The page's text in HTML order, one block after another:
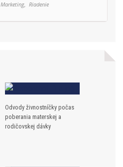
Marketing, Riadenie
Odvody živnostníčky počas
poberania materskej a
rodičovskej dávky